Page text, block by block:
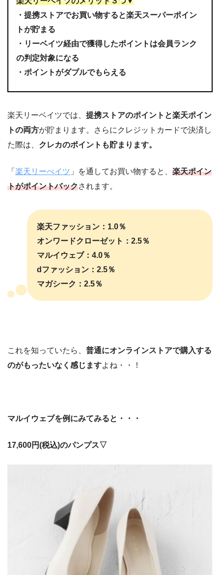
・提携ストアでお買い物すると楽天スーパーポイン
トが貯まる
・リーベイツ経由で獲得したポイントは会員ランク
の判定対象になる
・ポイントがダブルでもらえる
楽天リーベイツでは、 提携ストアのポイントと楽天ポイン
トの両方が貯まります。さらにクレジットカードで決済し
た際は、 クレカのポイントも貯まります。
「 楽天リーべイツ 」を通してお買い物すると、 楽天ポイン
トがポイントバックされます。
楽天ファッション：1.0％
オンワードクローゼット：2.5％
マルイウェブ：4.0％
dファッション：2.5％
マガシーク：2.5％
これを知っていたら、 普通にオンラインストアで購入する
のがもったいなく感じますよね・・！
マルイウェブを例にみてみると・・・
17,600円(税込)のパンプス▽